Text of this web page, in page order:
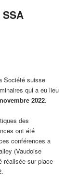
Société suisse
qui a eu lieu
2022.
des
ont été
conférences a
(Vaudoise
réalisée sur place